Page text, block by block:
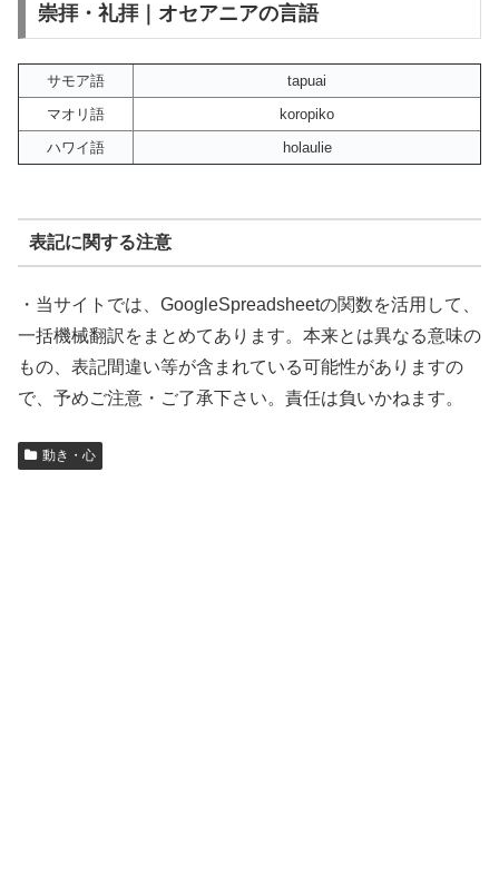
崇拝・礼拝｜オセアニアの言語
サモア語
tapuai
マオリ語
koropiko
ハワイ語
holaulie
表記に関する注意
・当サイトでは、GoogleSpreadsheetの関数を活用して、
一括機械翻訳をまとめてあります。本来とは異なる意味の
もの、表記間違い等が含まれている可能性がありますの
で、予めご注意・ご了承下さい。責任は負いかねます。
動き・心